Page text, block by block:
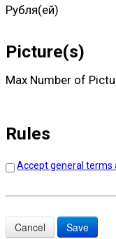
Рубля(ей)
Picture(s)
Max Number of
Rules
Accept general terms